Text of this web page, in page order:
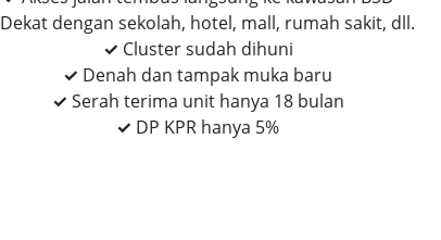
Dekat dengan sekolah, hotel, mall, rumah sakit, dll.
✓ Cluster sudah dihuni
✓ Denah dan tampak muka baru
✓ Serah terima unit hanya 18 bulan
✓ DP KPR hanya 5%